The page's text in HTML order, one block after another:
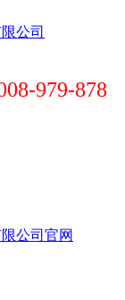
979-878